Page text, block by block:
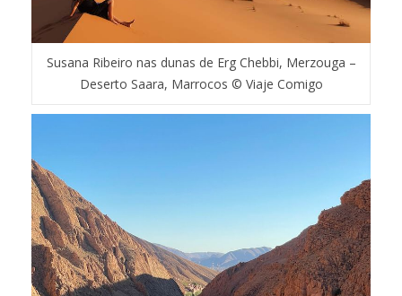
Susana Ribeiro nas dunas de Erg Chebbi, Merzouga –
Deserto Saara, Marrocos © Viaje Comigo